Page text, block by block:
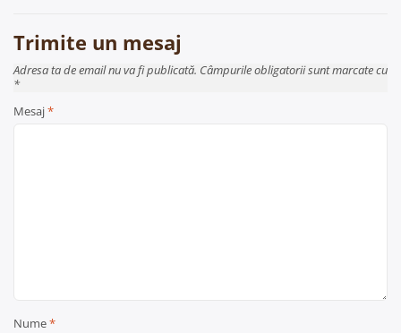
Trimite un mesaj
Adresa ta de email nu va fi publicată. Câmpurile obligatorii sunt marcate cu
*
Mesaj*
Nume*